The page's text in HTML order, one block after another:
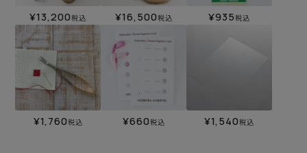
¥13,200税込 ¥16,500税込 ¥935税込
¥1,760税込 ¥660税込 ¥1,540税込